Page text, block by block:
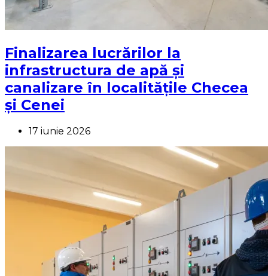
Finalizarea lucrărilor la
infrastructura de apă și
canalizare în localitățile Checea
și Cenei
17 iunie 2026